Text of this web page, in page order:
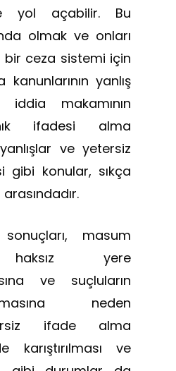
yol açabilir. Bu
olmak ve onları
bir ceza sistemi için
yanlış
iddia makamının
ifadesi alma
ve yetersiz
gibi konular, sıkça
masum
haksız yere
ve suçluların
neden
ifade alma
karıştırılması ve